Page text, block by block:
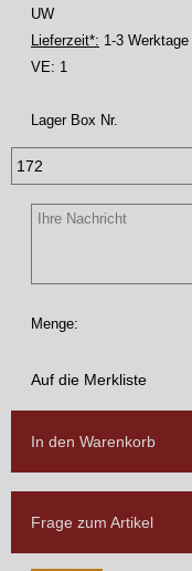
UW
Lieferzeit*: 1-3 Werktage
VE: 1
Lager Box Nr.
Menge:
Auf die Merkliste
In den Warenkorb
Frage zum Artikel